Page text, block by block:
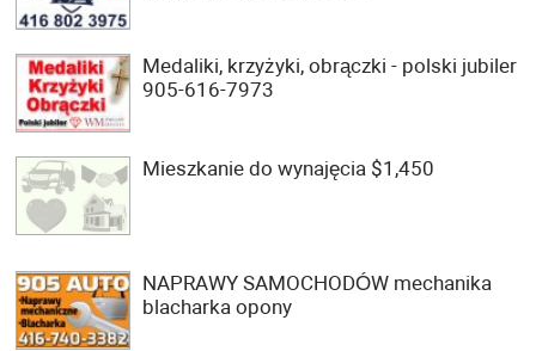
Medaliki, krzyżyki, obrączki - polski jubiler
905-616-7973
Mieszkanie do wynajęcia $1,450
NAPRAWY SAMOCHODÓW mechanika
blacharka opony